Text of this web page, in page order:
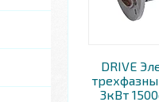
DRIVE
3кВт